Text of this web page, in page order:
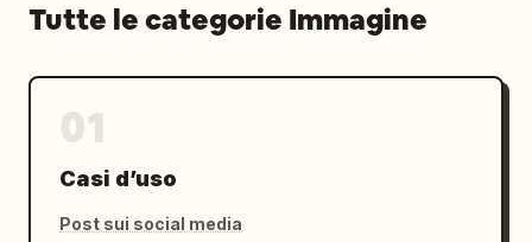
Tutte le categorie Immagine
Casi d’uso
Post sui social media